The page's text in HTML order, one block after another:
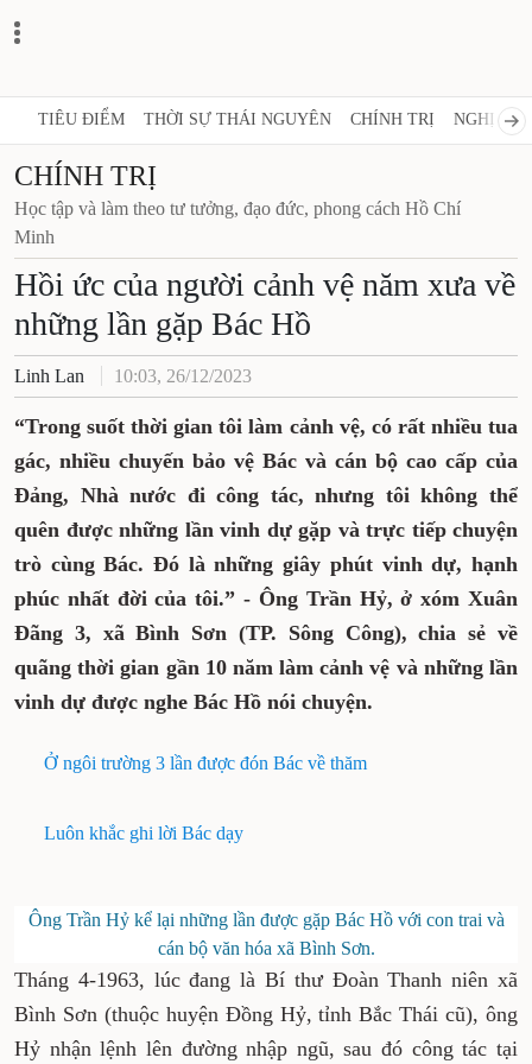
TIÊU ĐIỂM THỜI SỰ THÁI NGUYÊN CHÍNH TRỊ NGHỊ
CHÍNH TRỊ
Học tập và làm theo tư tưởng, đạo đức, phong cách
Hồ Chí Minh
Hồi ức của người cảnh vệ năm
xưa về những lần gặp Bác Hồ
Linh Lan 10:03, 26/12/2023
“Trong suốt thời gian tôi làm cảnh vệ, có rất
nhiều tua gác, nhiều chuyến bảo vệ Bác và
cán bộ cao cấp của Đảng, Nhà nước đi công
tác, nhưng tôi không thể quên được những
lần vinh dự gặp và trực tiếp chuyện trò
cùng Bác. Đó là những giây phút vinh dự,
hạnh phúc nhất đời của tôi.” - Ông Trần Hỷ,
ở xóm Xuân Đãng 3, xã Bình Sơn (TP. Sông
Công), chia sẻ về quãng thời gian gần 10
được nghe Bác Hồ nói chuyện.
Ở ngôi trường 3 lần được đón Bác về thăm
Ông Trần Hỷ kể lại những lần được gặp Bác Hồ với con
trai và cán bộ văn hóa xã Bình Sơn.
Tháng 4-1963, lúc đang là Bí thư Đoàn Thanh